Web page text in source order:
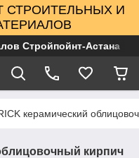
СТРОИТЕЛЬНЫХ И
Стройпойнт-Астана
керамический
кирпич